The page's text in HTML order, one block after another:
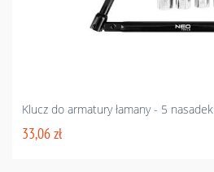
Klucz do armatury łamany - 5 nasadek
33,06 zł